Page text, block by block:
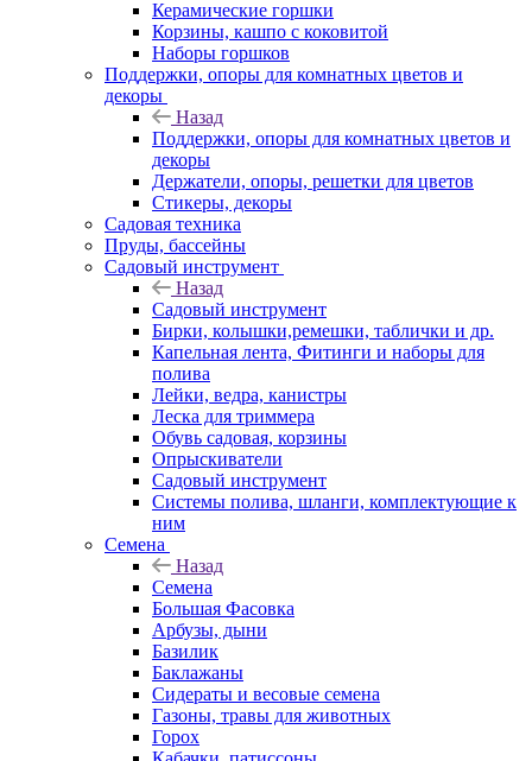
Керамические горшки
Корзины, кашпо с коковитой
Наборы горшков
Поддержки, опоры для комнатных цветов и
декоры
Назад
Поддержки, опоры для комнатных цветов и
декоры
Держатели, опоры, решетки для цветов
Стикеры, декоры
Садовая техника
Пруды, бассейны
Садовый инструмент
Назад
Садовый инструмент
Бирки, колышки,ремешки, таблички и др.
Капельная лента, Фитинги и наборы для
полива
Лейки, ведра, канистры
Леска для триммера
Обувь садовая, корзины
Опрыскиватели
Садовый инструмент
Системы полива, шланги, комплектующие к
ним
Семена
Назад
Семена
Большая Фасовка
Арбузы, дыни
Базилик
Баклажаны
Сидераты и весовые семена
Газоны, травы для животных
Горох